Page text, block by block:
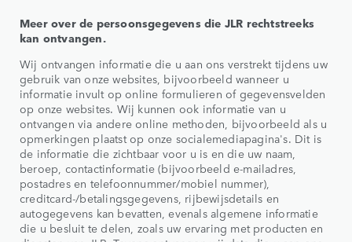
Meer over de persoonsgegevens die JLR rechtstreeks
kan ontvangen.
Wij ontvangen informatie die u aan ons verstrekt tijdens uw
gebruik van onze websites, bijvoorbeeld wanneer u
informatie invult op online formulieren of gegevensvelden
op onze websites. Wij kunnen ook informatie van u
ontvangen via andere online methoden, bijvoorbeeld als u
opmerkingen plaatst op onze socialemediapagina's. Dit is
de informatie die zichtbaar voor u is en die uw naam,
beroep, contactinformatie (bijvoorbeeld e-mailadres,
postadres en telefoonnummer/mobiel nummer),
creditcard-/betalingsgegevens, rijbewijsdetails en
autogegevens kan bevatten, evenals algemene informatie
die u besluit te delen, zoals uw ervaring met producten en